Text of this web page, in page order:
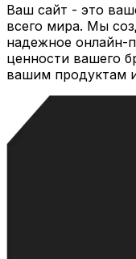
Ваш сайт - это
всего мира. Мы
надежное онлайн-
ценности вашего
вашим продуктам